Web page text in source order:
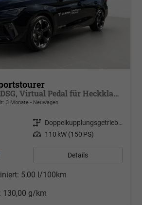
2.0 TDI 110 kW DSG, Virtual Pedal für Heckklappe, MATRIX ULTRA, Park Assist, dynamische Blinkleuchten, Navigation, ,Pack Safe Drive XL, Winterpaket, Klimaautomatik 3 Z., 18 Zoll Alufelgen Garbi, Edge Paket
3 Monate Neuwagen
Getriebe
Doppelkupplungsgetriebe (DSG)
Leistung 110 kW (150 PS)
Details
5,00 l/100km
130,00 g/km